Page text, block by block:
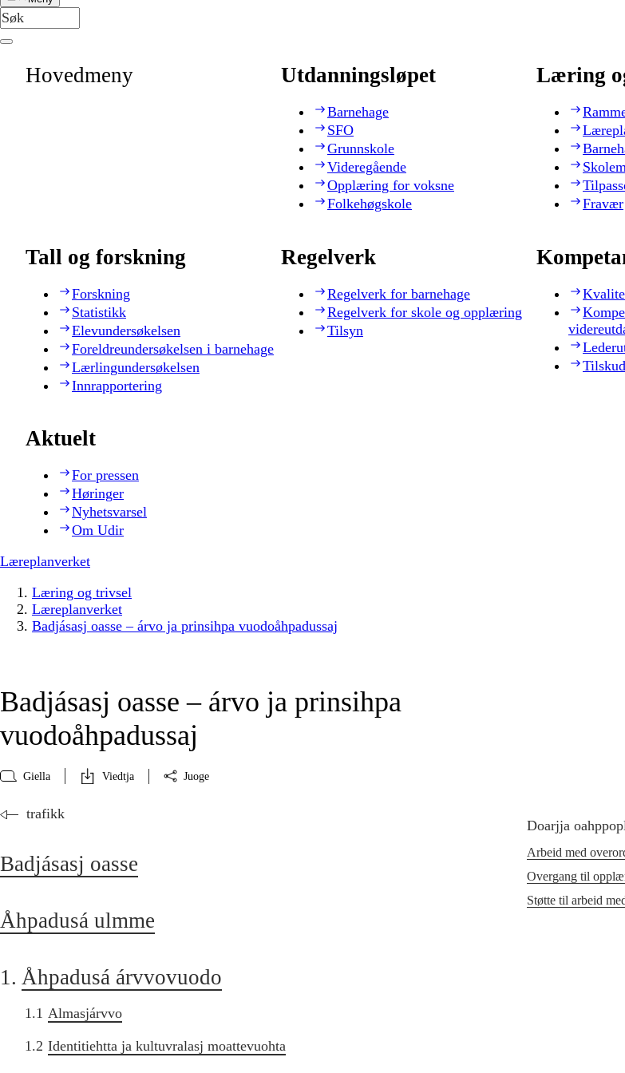
Hovedmeny Utdanningsløpet
Barnehage
SFO
Grunnskole
Videregående
Opplæring for voksne
Folkehøgskole
Læring
Fravær
Tall og forskning
Forskning
Statistikk
Elevundersøkelsen
Foreldreundersøkelsen i barnehage
Lærlingundersøkelsen
Innrapportering
Regelverk
Regelverk for barnehage
Regelverk for skole og opplæring
Tilsyn
Aktuelt
For pressen
Høringer
Nyhetsvarsel
Om Udir
Læreplanverket
Læring og trivsel
Læreplanverket
Badjásasj oasse – árvo ja prinsihpa vuodoåhpadussaj
Badjásasj oasse – árvo ja prinsihpa
vuodoåhpadussaj
Giella Viedtja Juoge
trafikk
Badjásasj oasse
Åhpadusá ulmme
1. Åhpadusá árvvovuodo
1.1 Almasjárvvo
1.2 Identitiehtta ja kultuvralasj moattevuohta
Doarjja
Arbeid med
Overgang til
Støtte til arbeid